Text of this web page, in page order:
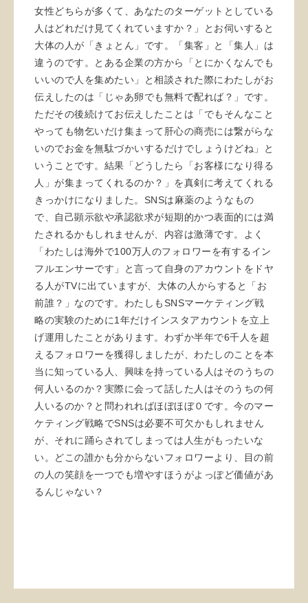
女性どちらが多くて、あなたのターゲットとしている
人はどれだけ見てくれていますか？」とお伺いすると
大体の人が「きょとん」です。「集客」と「集人」は
違うのです。とある企業の方から「とにかくなんでも
いいので人を集めたい」と相談された際にわたしがお
伝えしたのは「じゃあ卵でも無料で配れば？」です。
ただその後続けてお伝えしたことは「でもそんなこと
やっても物乞いだけ集まって肝心の商売には繋がらな
いのでお金を無駄づかいするだけでしょうけどね」と
いうことです。結果「どうしたら「お客様になり得る
人」が集まってくれるのか？」を真剣に考えてくれる
きっかけになりました。SNSは麻薬のようなもの
で、自己顕示欲や承認欲求が短期的かつ表面的には満
たされるかもしれませんが、内容は激薄です。よく
「わたしは海外で100万人のフォロワーを有するイン
フルエンサーです」と言って自身のアカウントをドヤ
る人がTVに出ていますが、大体の人からすると「お
前誰？」なのです。わたしもSNSマーケティング戦
略の実験のために1年だけインスタアカウントを立上
げ運用したことがあります。わずか半年で6千人を超
えるフォロワーを獲得しましたが、わたしのことを本
当に知っている人、興味を持っている人はそのうちの
何人いるのか？実際に会って話した人はそのうちの何
人いるのか？と問われればほぼほぼ０です。今のマー
ケティング戦略でSNSは必要不可欠かもしれません
が、それに踊らされてしまっては人生がもったいな
い。どこの誰かも分からないフォロワーより、目の前
の人の笑顔を一つでも増やすほうがよっぽど価値があ
るんじゃない？